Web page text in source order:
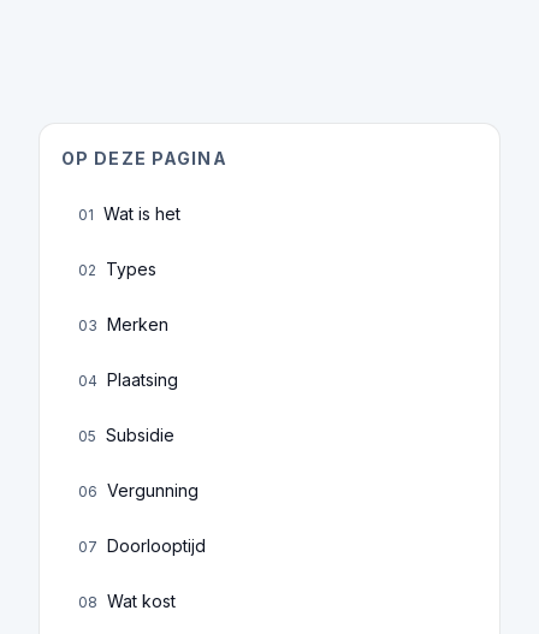
OP DEZE PAGINA
01 Wat is het
02 Types
03 Merken
04 Plaatsing
05 Subsidie
06 Vergunning
07 Doorlooptijd
08 Wat kost